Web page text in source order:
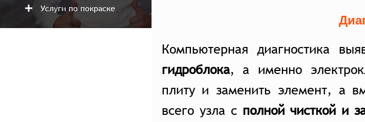
Услуги по покраске
Ремонт после аварий
Компьютерная диагностика
гидроблока, а именно
плиту и заменить элемент, а
всего узла с полной чисткой и